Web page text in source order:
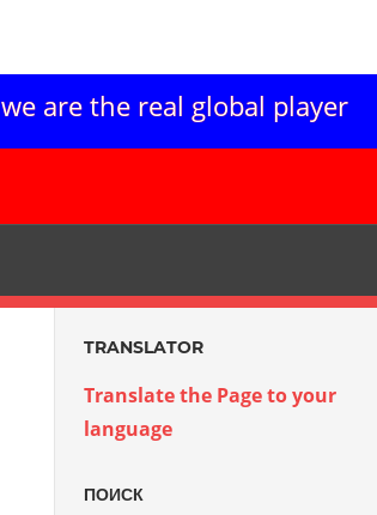
we are the real global player
TRANSLATOR
Translate the Page to your
language
ПОИСК